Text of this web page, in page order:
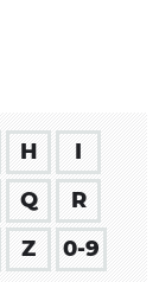
H
I
Q
R
Z
0-9